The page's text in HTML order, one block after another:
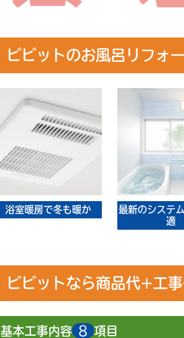
ビビットのお風呂リフォ
浴室暖房で冬も暖か
最新のシステ
適
ビビットなら商品代+工
基本工事内容 8 項目